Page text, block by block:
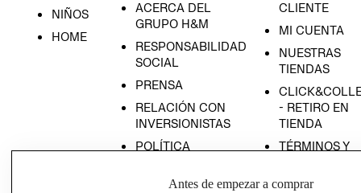
NIÑOS
HOME
ACERCA DEL
GRUPO H&M
RESPONSABILIDAD
SOCIAL
PRENSA
RELACIÓN CON
INVERSIONISTAS
POLÍTICA
CLIENTE
MI CUENTA
NUESTRAS
TIENDAS
- RETIRO EN
TIENDA
TÉRMINOS Y
AVISO DE
Antes de empezar a comprar